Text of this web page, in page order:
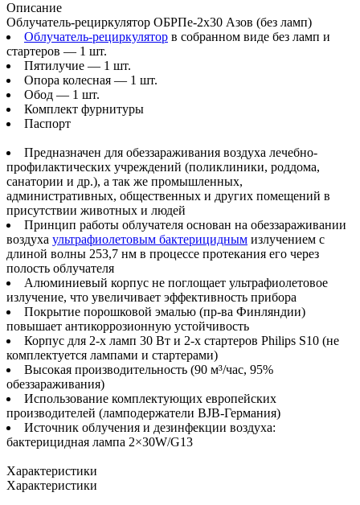
Описание
Облучатель-рециркулятор ОБРПе-2x30 Азов (без ламп)
Облучатель-рециркулятор в собранном виде без ламп и
стартеров — 1 шт.
Пятилучие — 1 шт.
Опора колесная — 1 шт.
Обод — 1 шт.
Комплект фурнитуры
Паспорт
Предназначен для обеззараживания воздуха лечебно-
профилактических учреждений (поликлиники, роддома,
санатории и др.), а так же промышленных,
административных, общественных и других помещений в
присутствии животных и людей
Принцип работы облучателя основан на обеззараживании
воздуха ультрафиолетовым бактерицидным излучением с
длиной волны 253,7 нм в процессе протекания его через
полость облучателя
Алюминиевый корпус не поглощает ультрафиолетовое
излучение, что увеличивает эффективность прибора
Покрытие порошковой эмалью (пр-ва Финляндии)
повышает антикоррозионную устойчивость
Корпус для 2-х ламп 30 Вт и 2-х стартеров Philips S10 (не
комплектуется лампами и стартерами)
Высокая производительность (90 м³/час, 95%
обеззараживания)
Использование комплектующих европейских
производителей (ламподержатели BJB-Германия)
Источник облучения и дезинфекции воздуха:
бактерицидная лампа 2×30W/G13
Характеристики
Характеристики